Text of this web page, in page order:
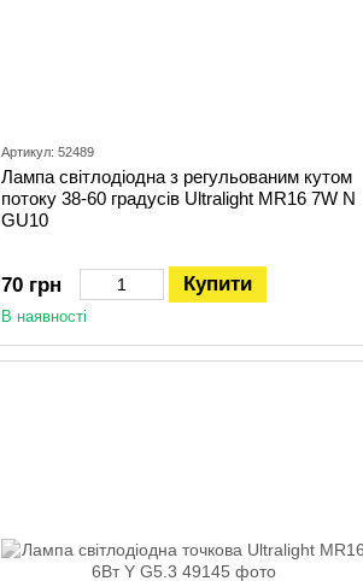
Артикул: 52489
Лампа світлодіодна з регульованим кутом
потоку 38-60 градусів Ultralight MR16 7W N
GU10
70 грн Купити
В наявності